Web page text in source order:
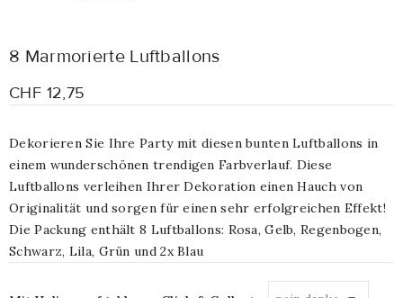
8 Marmorierte Luftballons
CHF 12,75
Dekorieren Sie Ihre Party mit diesen bunten Luftballons in
einem wunderschönen trendigen Farbverlauf. Diese
Luftballons verleihen Ihrer Dekoration einen Hauch von
Originalität und sorgen für einen sehr erfolgreichen Effekt!
Die Packung enthält 8 Luftballons: Rosa, Gelb, Regenbogen,
Schwarz, Lila, Grün und 2x Blau